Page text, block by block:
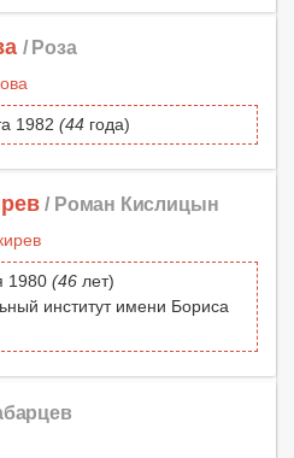
/ Роза
1982 (44 года)
/ Роман Кислицын
1980 (46 лет)
институт имени Бориса